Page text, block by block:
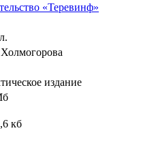
«Теревинф»
издание
кб